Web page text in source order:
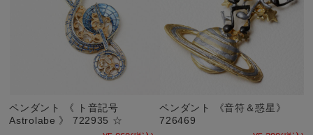
ペンダント 《 ト音記号
Astrolabe 》 722935 ☆
ペンダント 《音符＆惑星》
726469